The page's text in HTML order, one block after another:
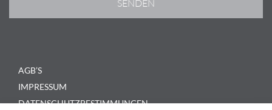
AGB’S
IMPRESSUM
DATENSCHUTZBESTIMMUNGEN